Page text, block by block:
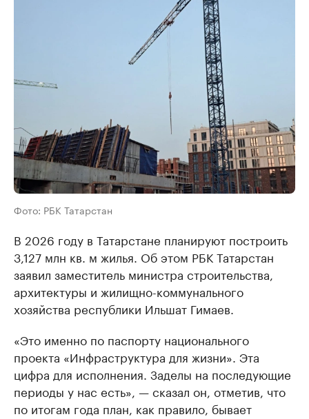
Фото: РБК Татарстан
В 2026 году в Татарстане планируют построить
3,127 млн кв. м жилья. Об этом РБК Татарстан
заявил заместитель министра строительства,
архитектуры и жилищно-коммунального
хозяйства республики Ильшат Гимаев.
«Это именно по паспорту национального
проекта «Инфраструктура для жизни». Эта
цифра для исполнения. Заделы на последующие
периоды у нас есть», — сказал он, отметив, что
по итогам года план, как правило, бывает